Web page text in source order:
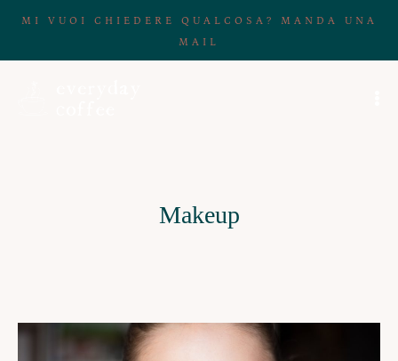
MI VUOI CHIEDERE QUALCOSA? MANDA UNA
MAIL
Makeup